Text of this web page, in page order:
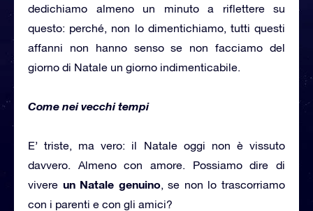
dedichiamo almeno un minuto a riflettere su
questo: perché, non lo dimentichiamo, tutti questi
affanni non hanno senso se non facciamo del
giorno di Natale un giorno indimenticabile.
Come nei vecchi tempi
E’ triste, ma vero: il Natale oggi non è vissuto
davvero. Almeno con amore. Possiamo dire di
vivere un Natale genuino, se non lo trascorriamo
con i parenti e con gli amici?